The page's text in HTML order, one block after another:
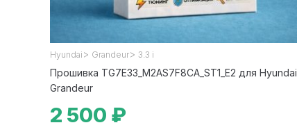
Hyundai > Grandeur> 3.3 i
Прошивка TG7E33_M2AS7F8CA_ST1_E2 для Hyundai
Grandeur
2 500 ₽